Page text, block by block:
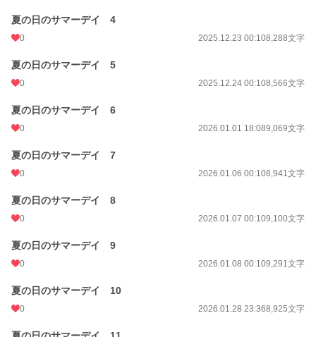
夏の日のサマーデイ 4
0 2025.12.23 00:108,288文字
夏の日のサマーデイ 5
0 2025.12.24 00:108,566文字
夏の日のサマーデイ 6
0 2026.01.01 18:089,069文字
夏の日のサマーデイ 7
0 2026.01.06 00:108,941文字
夏の日のサマーデイ 8
0 2026.01.07 00:109,100文字
夏の日のサマーデイ 9
0 2026.01.08 00:109,291文字
夏の日のサマーデイ 10
0 2026.01.28 23:368,925文字